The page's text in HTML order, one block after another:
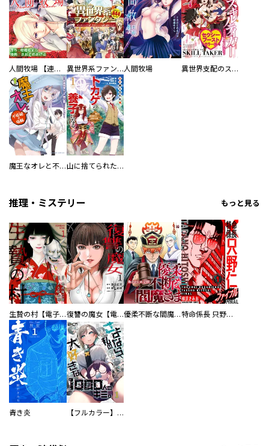
人間牧場 【連載版】 異世界系ファンタジー ガンガンいこうぜ！大ボリューム試し読みパック 人間牧場 異世界支配のスキルテイカー ゼロから始める奴隷ハーレム セクシーブーストカラー版（７）
魔王なオレと不死姫の指輪 山に捨てられた俺、トカゲの養子になる 魔法を極めて親を超えたけど、親が伝説の古竜だったなんて知らない
推理・ミステリー もっと見る
生贄の村【電子単行本版】 復讐の魔女【電子単行本版】 優柔不断な閻魔さま 特命係長 只野仁ファイナル 愛蔵版
青き炎 【フルカラー】さよなら、私の大好きな１０００人のキミ。